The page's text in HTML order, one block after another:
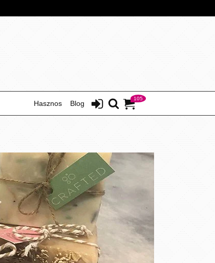
105
Blog
Hasznos